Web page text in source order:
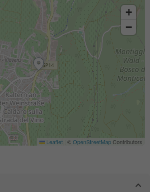
+
−
Leaflet | ©OpenStreetMapContributors